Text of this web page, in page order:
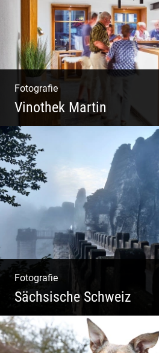
Fotografie
Vinothek Martin
Shooting Vinothek und
Fotografie
Sächsische Schweiz
Morgendliche Mystik im